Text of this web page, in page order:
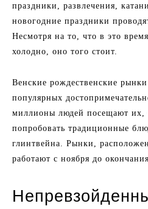
праздники, развлечения,
новогодние праздники
Несмотря на то, что в это
холодно, оно того стоит.
Венские рождественские
популярных
миллионы людей посещают их,
попробовать традиционные
глинтвейна. Рынки,
работают с ноября до